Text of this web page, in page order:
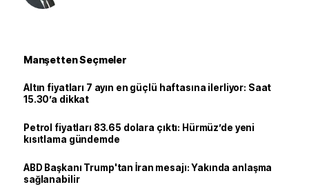
Manşetten Seçmeler
Altın fiyatları 7 ayın en güçlü haftasına ilerliyor: Saat
15.30’a dikkat
Petrol fiyatları 83.65 dolara çıktı: Hürmüz’de yeni
kısıtlama gündemde
ABD Başkanı Trump'tan İran mesajı: Yakında anlaşma
sağlanabilir